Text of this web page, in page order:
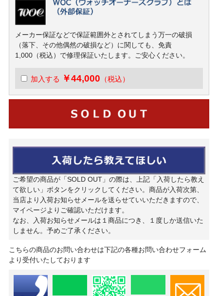
メーカー保証などで保証範囲外とされてしまう万一の破損
（落下、その他偶然の破損など）に関しても、免責
1,000（税込）で修理保証いたします。ご安心ください。
加入する ￥44,000 （税込）
ご希望の商品が「SOLD OUT」の際は、上記「入荷したら教え
て欲しい」ボタンをクリックしてください。商品が入荷次第、
当店より入荷お知らせメールを送らせていいただきますので、
マイページよりご確認いただけます。
なお、入荷お知らせメールは１商品につき、１度しか送信いた
しません。予めご了承ください。
こちらの商品のお問い合わせは下記の各種お問い合わせフォーム
より受付いたしております